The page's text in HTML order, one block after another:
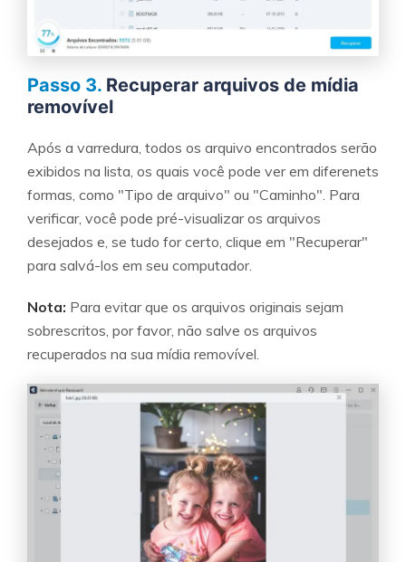
Passo 3. Recuperar arquivos de mídia
removível
Após a varredura, todos os arquivo encontrados serão
exibidos na lista, os quais você pode ver em diferenets
formas, como "Tipo de arquivo" ou "Caminho". Para
verificar, você pode pré-visualizar os arquivos
desejados e, se tudo for certo, clique em "Recuperar"
para salvá-los em seu computador.
Nota: Para evitar que os arquivos originais sejam
sobrescritos, por favor, não salve os arquivos
recuperados na sua mídia removível.